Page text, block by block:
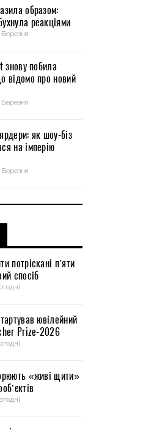
образом:
реакціями
знову побила
відомо про новий
як шоу-біз
на імперію
потріскані п’яти
спосіб
ювілейний
Prize-2026
«живі щити»